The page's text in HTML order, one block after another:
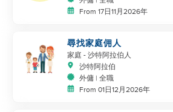
From 17日11月2026年
尋找家庭佣人
家庭 - 沙特阿拉伯人
沙特阿拉伯
外傭 | 全職
From 01日12月2026年